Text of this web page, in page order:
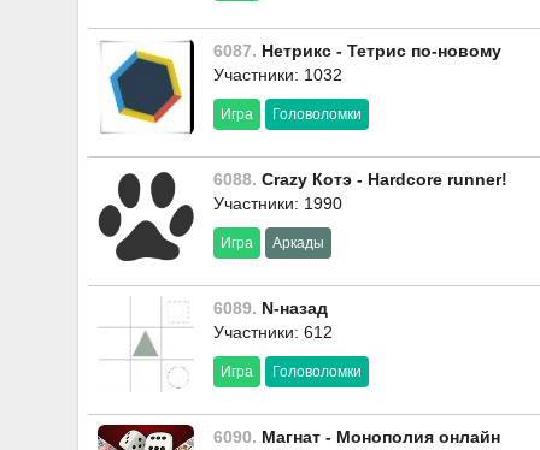
6087. Нетрикс - Тетрис по-новому
Участники: 1032
Игра Головоломки
6088. Crazy Котэ - Hardcore runner!
Участники: 1990
Игра Аркады
6089. N-назад
Участники: 612
Игра Головоломки
6090. Магнат - Монополия онлайн